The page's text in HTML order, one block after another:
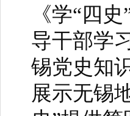
《学“四
导干部学
锡党史知
展示无锡